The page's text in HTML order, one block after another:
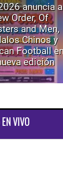
anuncia a
Order, Of
and Men,
Chinos y
Football
edición
VIVO